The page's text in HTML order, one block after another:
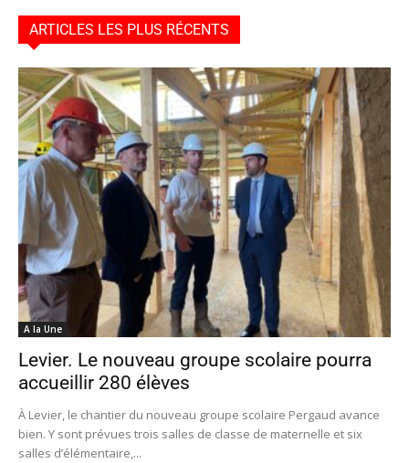
ARTICLES LES PLUS RÉCENTS
A la Une
Levier. Le nouveau groupe scolaire pourra
accueillir 280 élèves
À Levier, le chantier du nouveau groupe scolaire Pergaud avance
bien. Y sont prévues trois salles de classe de maternelle et six
salles d’élémentaire,...